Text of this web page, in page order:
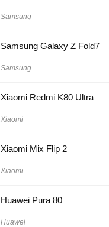
Samsung
Samsung Galaxy Z Fold7
Samsung
Xiaomi Redmi K80 Ultra
Xiaomi
Xiaomi Mix Flip 2
Xiaomi
Huawei Pura 80
Huawei